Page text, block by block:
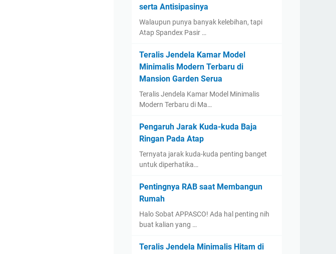
serta Antisipasinya
Walaupun punya banyak kelebihan, tapi
Atap Spandex Pasir …
Teralis Jendela Kamar Model
Minimalis Modern Terbaru di
Mansion Garden Serua
Teralis Jendela Kamar Model Minimalis
Modern Terbaru di Ma…
Pengaruh Jarak Kuda-kuda Baja
Ringan Pada Atap
Ternyata jarak kuda-kuda penting banget
untuk diperhatika…
Pentingnya RAB saat Membangun
Rumah
Halo Sobat APPASCO! Ada hal penting nih
buat kalian yang …
Teralis Jendela Minimalis Hitam di